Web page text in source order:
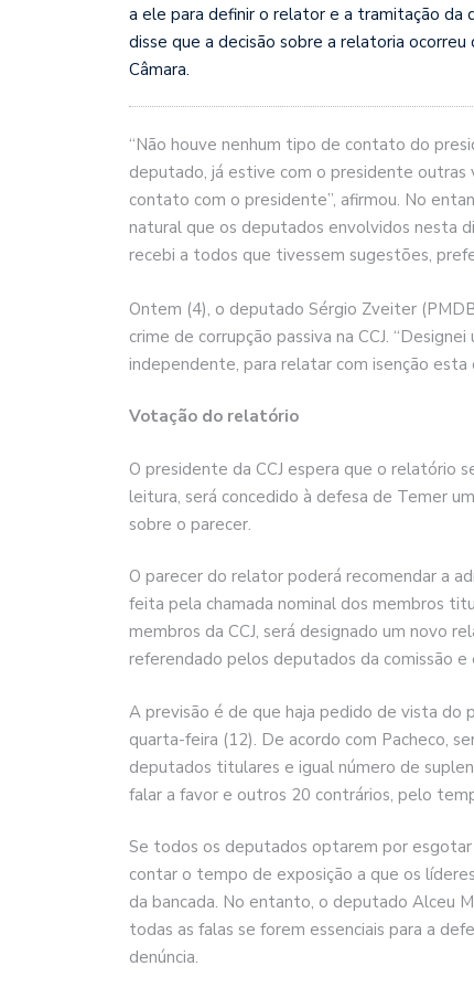
a ele para definir o relator e a tramitação da
disse que a decisão sobre a relatoria
Câmara.
“Não houve nenhum tipo de contato do
deputado, já estive com o presidente outras
contato com o presidente”, afirmou. No
natural que os deputados envolvidos nesta
recebi a todos que tivessem sugestões,
Ontem (4), o deputado Sérgio Zveiter
crime de corrupção passiva na CCJ.
independente, para relatar com isenção esta
Votação do relatório
O presidente da CCJ espera que o relatório
leitura, será concedido à defesa de Temer
sobre o parecer.
O parecer do relator poderá recomendar a
feita pela chamada nominal dos membros
membros da CCJ, será designado um novo
referendado pelos deputados da comissão e
A previsão é de que haja pedido de vista do
quarta-feira (12). De acordo com Pacheco,
deputados titulares e igual número de
falar a favor e outros 20 contrários, pelo
Se todos os deputados optarem por
contar o tempo de exposição a que os
da bancada. No entanto, o deputado Alceu
todas as falas se forem essenciais para a
denúncia.